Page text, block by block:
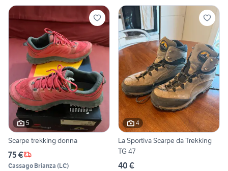
5
Scarpe trekking donna
75 €
Cassago Brianza (LC)
4
La Sportiva Scarpe da Trekking
TG 47
40 €